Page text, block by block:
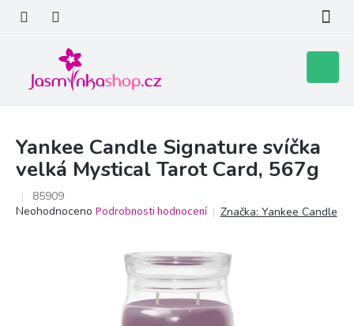
obsah
košík
Yankee Candle Signature svíčka
velká Mystical Tarot Card, 567g
85909
Průměrné
Neohodnoceno Podrobnosti hodnocení Značka: Yankee Candle